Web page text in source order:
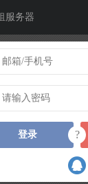
服务器
登录 ?